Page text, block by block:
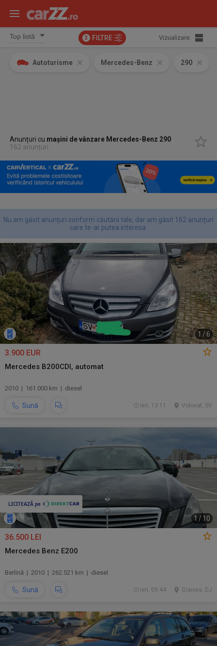
3 FILTRE Vizualizare:
Autoturisme Mercedes-Benz 290
Anunțuri cu mașini de vânzare Mercedes-Benz 290
162 anunțuri
Nu am găsit anunțuri conform căutării tale, dar am găsit 162 anunțuri
care te-ar putea interesa.
1 /6
3.900 EUR
Mercedes B200CDI, automat
2010 | 161.000 km | diesel
Sună Volovat, SV
ieri, 13:11
1 /10
36.500 LEI
Mercedes Benz E200
Berlină | 2010 | 262.521 km | diesel
Sună Craiova, DJ
ieri, 09:44